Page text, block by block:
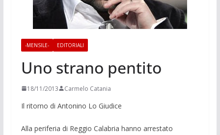
-MENSILE- EDITORIALI
Uno strano pentito
18/11/2013 Carmelo Catania
Il ritorno di Antonino Lo Giudice
Alla periferia di Reggio Calabria han­no arrestato